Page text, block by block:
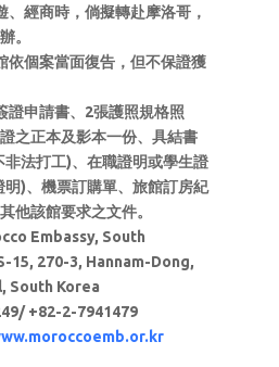
、經商時，倘擬轉赴摩洛哥，
。
依個案當面復告，但不保證獲
證申請書、2張護照規格照
之正本及影本一份、具結書
法打工)、在職證明或學生證
)、機票訂購單、旅館訂房紀
他該館要求之文件。
Embassy, South
15, 270-3, Hannam-Dong,
South Korea
+82-2-7941479